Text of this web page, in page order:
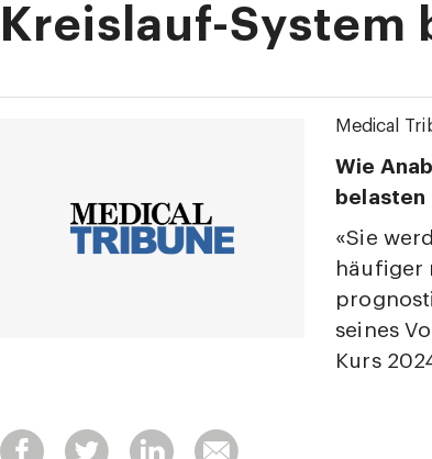
Kreislauf-System
Medical
Wie
belasten
«Sie
häufiger
seines
Kurs